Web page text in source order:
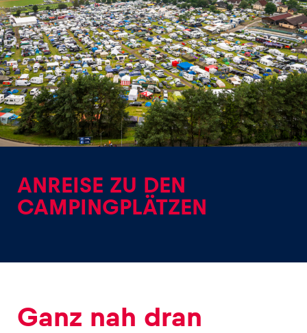
Events
Alle anzeigen
Alle anzeigen
ANREISE ZU DEN
CAMPINGPLÄTZEN
Ganz nah dran